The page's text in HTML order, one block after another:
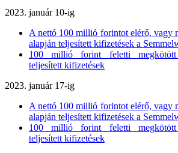
2023. január 10-ig
A nettó 100 millió forintot elérő, vagy
alapján teljesített kifizetések a
100 millió forint feletti megkötött
teljesített kifizetések
2023. január 17-ig
A nettó 100 millió forintot elérő, vagy
alapján teljesített kifizetések a
100 millió forint feletti megkötött
teljesített kifizetések